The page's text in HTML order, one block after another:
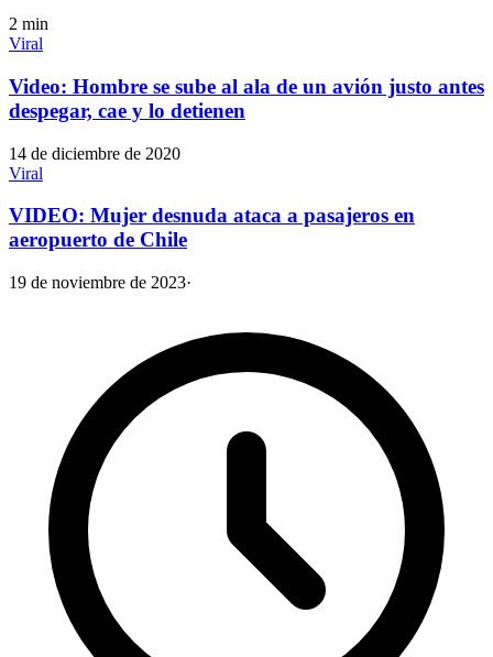
2 min
Viral
Video: Hombre se sube al ala de un avión justo antes
despegar, cae y lo detienen
14 de diciembre de 2020
Viral
VIDEO: Mujer desnuda ataca a pasajeros en
aeropuerto de Chile
19 de noviembre de 2023·